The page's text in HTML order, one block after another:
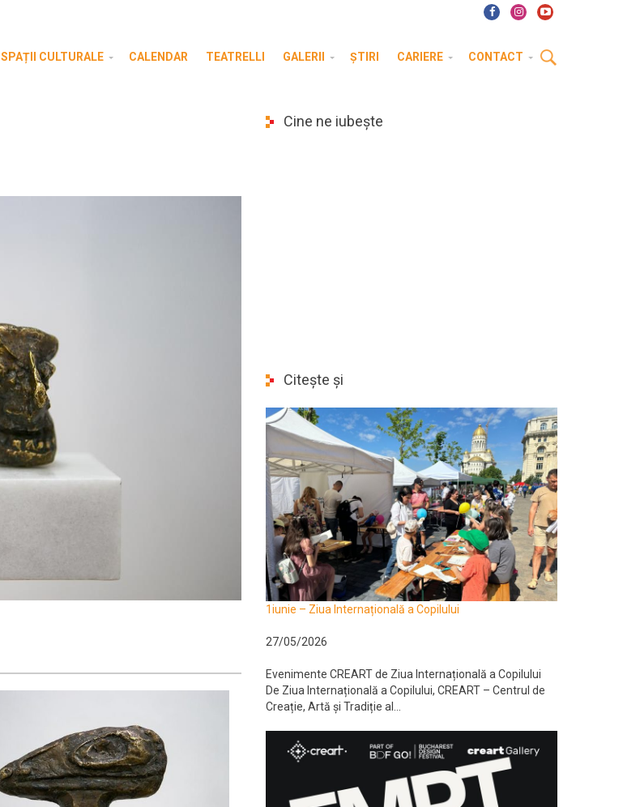
SPAȚII CULTURALE CALENDAR TEATRELLI GALERII ȘTIRI CARIERE CONTACT
Cine ne iubește
Citește și
1iunie – Ziua Internațională a Copilului
27/05/2026
Evenimente CREART de Ziua Internațională a Copilului
De Ziua Internațională a Copilului, CREART – Centrul de
Creație, Artă și Tradiție al...